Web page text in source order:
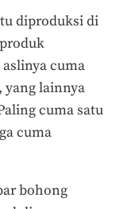
diproduksi di
cuma
yang lainnya
cuma satu
cuma
bohong